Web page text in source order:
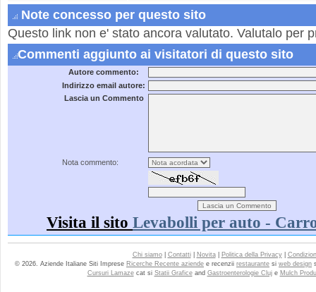
Note concesso per questo sito
Questo link non e' stato ancora valutato. Valutalo per
Commenti aggiunto ai visitatori di questo sito
Autore commento:
Indirizzo email autore:
Lascia un Commento
Nota commento:
Visita il sito Levabolli per auto -
Chi siamo| Contatti| Novita| Politica della Privacy|
© 2026. Aziende Italiane Siti Imprese Ricerche Recente aziende e recenzii restaurante si web design
Cursuri Lamazecat si Statii Graficeand Gastroenterologie Cluje Mulch